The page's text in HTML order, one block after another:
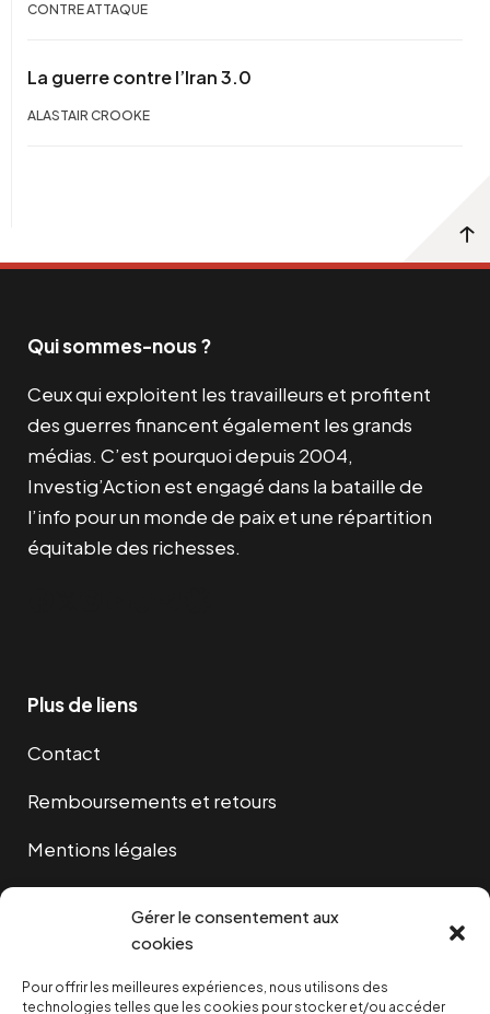
Gérer le consentement aux
cookies
Pour offrir les meilleures expériences, nous utilisons des
technologies telles que les cookies pour stocker et/ou accéder
CONTRE ATTAQUE
La guerre contre l’Iran 3.0
ALASTAIR CROOKE
Qui sommes-nous ?
Ceux qui exploitent les travailleurs et profitent
des guerres financent également les grands
médias. C’est pourquoi depuis 2004,
Investig’Action est engagé dans la bataille de
l’info pour un monde de paix et une répartition
équitable des richesses.
Plus de liens
Contact
Remboursements et retours
Mentions légales
NOUS SOUTENIR